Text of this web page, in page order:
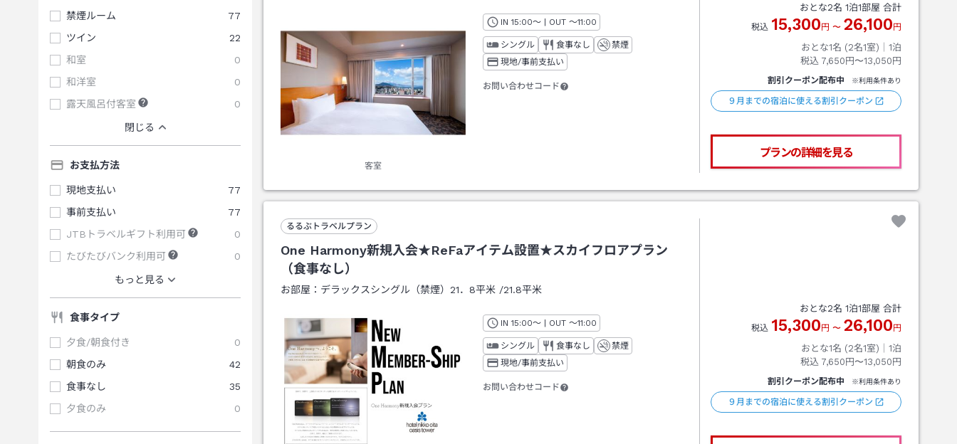
禁煙ルーム
77
ツイン
22
和室
0
和洋室
0
露天風呂付客室
0
閉じる
お支払方法
現地支払い
77
事前支払い
77
JTBトラベルギフト利用可
0
たびたびバンク利用可
0
もっと見る
食事タイプ
夕食/朝食付き
0
朝食のみ
42
食事なし
35
夕食のみ
0
客室
IN チェックイン
15:00～ | OUT チェックアウト
～11:00
シングル 食事なし
禁煙
現地/事前支払い
お問い合わせコード
おとな2名 1泊1部屋 合計
税込 15,300円 〜 26,100円
おとな1名 (2名1室)｜ 1泊
税込 7,650円〜13,050円
割引クーポン配布中 ※利用条件あり
９月までの宿泊に使える割引クーポン
プランの詳細を見る
るるぶトラベルプラン
One Harmony新規入会★ReFaアイテム設置★スカイフロアプラン
（食事なし）
お部屋： デラックスシングル（禁煙）21．8平米/21.8平米
IN チェックイン
15:00～ | OUT チェックアウト
～11:00
シングル 食事なし
禁煙
現地/事前支払い
お問い合わせコード
おとな2名 1泊1部屋 合計
税込 15,300円 〜 26,100円
おとな1名 (2名1室)｜ 1泊
税込 7,650円〜13,050円
割引クーポン配布中 ※利用条件あり
９月までの宿泊に使える割引クーポン